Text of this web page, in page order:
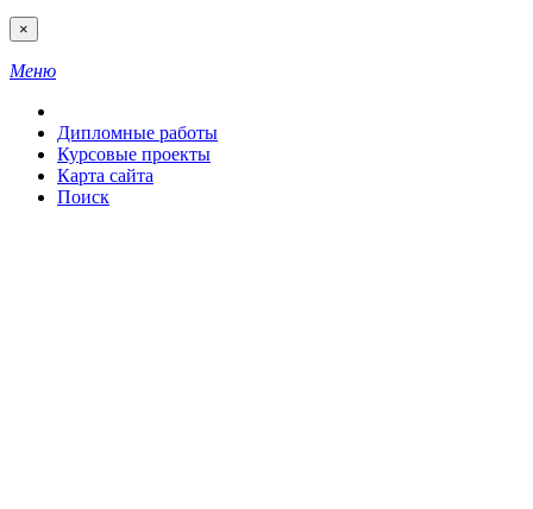
×
Меню
Дипломные работы
Курсовые проекты
Карта сайта
Поиск